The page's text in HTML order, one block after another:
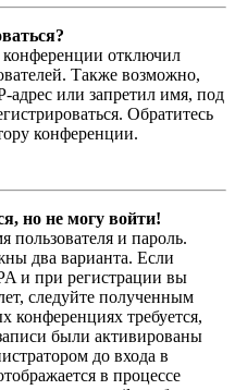
отключил
Также возможно,
адрес или запретил имя, под
Обратитесь
конференции.
но не могу войти!
пользователя и пароль.
два варианта. Если
и при регистрации вы
следуйте полученным
конференциях требуется,
были активированы
до входа в
в процессе